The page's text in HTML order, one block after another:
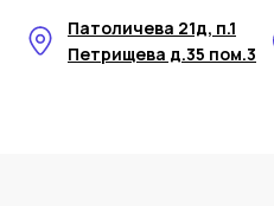
Петрищева д.35 пом.3
Патоличева 21д, п.1